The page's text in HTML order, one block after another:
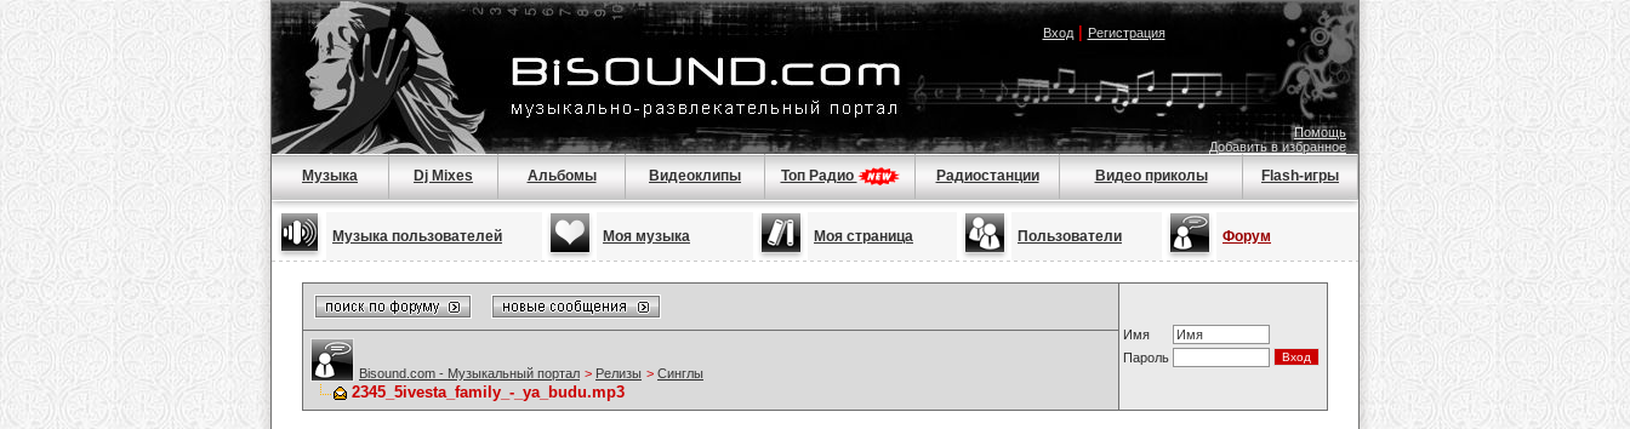
Вход| Регистрация
Помощь
Добавить в избранное
Музыка Dj Mixes Альбомы Видеоклипы Топ Радио Радиостанции Видео приколы Flash-игры
Музыка пользователей Моя музыка Моя страница Пользователи Форум
Имя
Пароль
Bisound.com - Музыкальный портал > Релизы > Синглы
2345_5ivesta_family_-_ya_budu.mp3